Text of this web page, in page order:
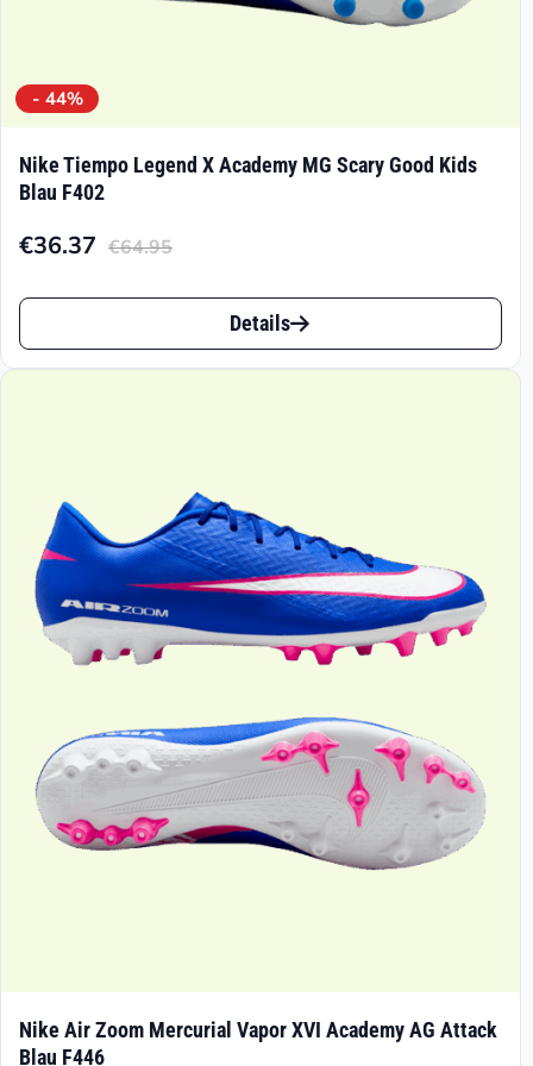
- 44%
Nike Tiempo Legend X Academy MG Scary Good Kids
Blau F402
€64.95
Ursprünglicher
Preis
€64.95
€36.37
Aktueller
Preis
€36.37.
Dieses
Produkt
auf.
Die
Optionen
können
Produktseite
gewählt
werden
Details
Nike Air Zoom Mercurial Vapor XVI Academy AG Attack
Blau F446